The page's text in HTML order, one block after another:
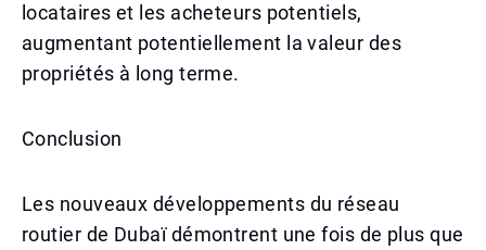
locataires et les acheteurs potentiels,
augmentant potentiellement la valeur des
propriétés à long terme.
Conclusion
Les nouveaux développements du réseau
routier de Dubaï démontrent une fois de plus que